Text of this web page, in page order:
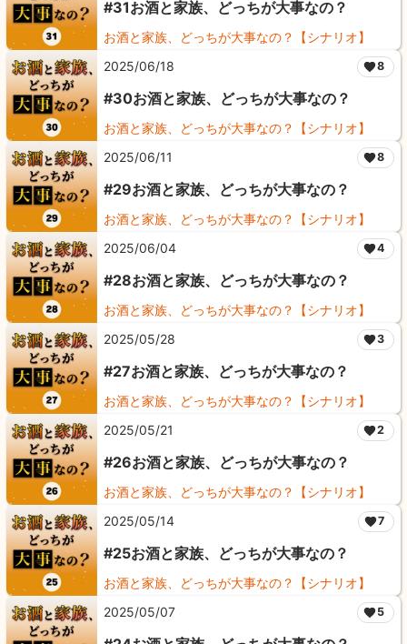
#31お酒と家族、どっちが大事なの？
お酒と家族、どっちが大事なの？【シナリオ】
2025/06/18
8
#30お酒と家族、どっちが大事なの？
お酒と家族、どっちが大事なの？【シナリオ】
2025/06/11
8
#29お酒と家族、どっちが大事なの？
お酒と家族、どっちが大事なの？【シナリオ】
2025/06/04
4
#28お酒と家族、どっちが大事なの？
お酒と家族、どっちが大事なの？【シナリオ】
2025/05/28
3
#27お酒と家族、どっちが大事なの？
お酒と家族、どっちが大事なの？【シナリオ】
2025/05/21
2
#26お酒と家族、どっちが大事なの？
お酒と家族、どっちが大事なの？【シナリオ】
2025/05/14
7
#25お酒と家族、どっちが大事なの？
お酒と家族、どっちが大事なの？【シナリオ】
2025/05/07
5